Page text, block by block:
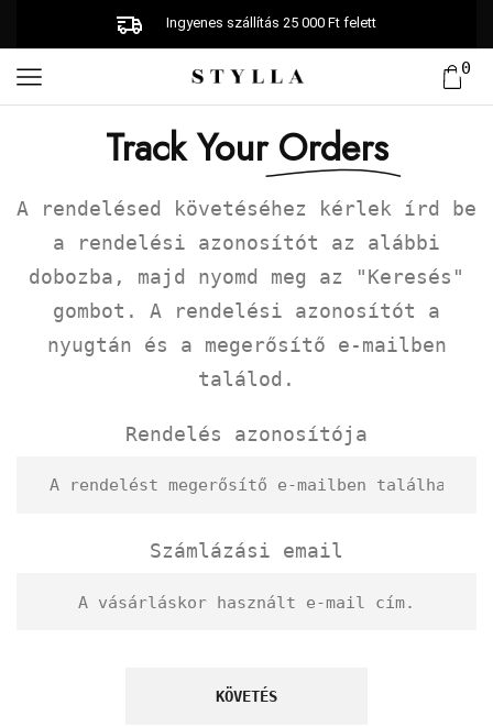
Ingyenes szállítás 25 000 Ft felett
0
Track YourOrders
A rendelésed követéséhez kérlek írd be
a rendelési azonosítót az alábbi
dobozba, majd nyomd meg az "Keresés"
gombot. A rendelési azonosítót a
nyugtán és a megerősítő e-mailben
találod.
Rendelés azonosítója
Számlázási email
KÖVETÉS